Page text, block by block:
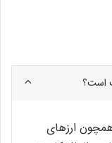
ارزهای